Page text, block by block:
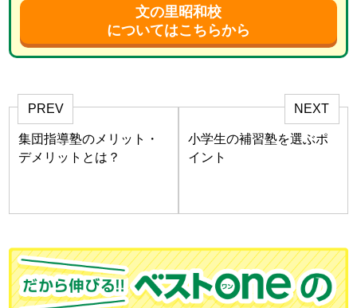
文の里昭和校
についてはこちらから
PREV
集団指導塾のメリット・
デメリットとは？
NEXT
小学生の補習塾を選ぶポ
イント